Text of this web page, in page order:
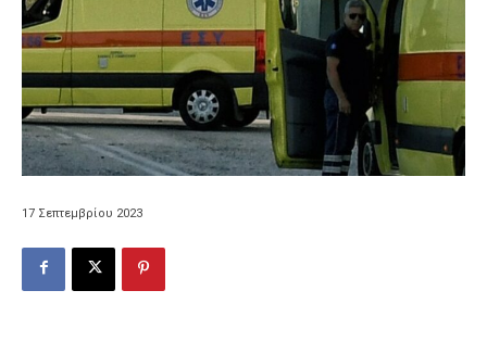
17 Σεπτεμβρίου 2023